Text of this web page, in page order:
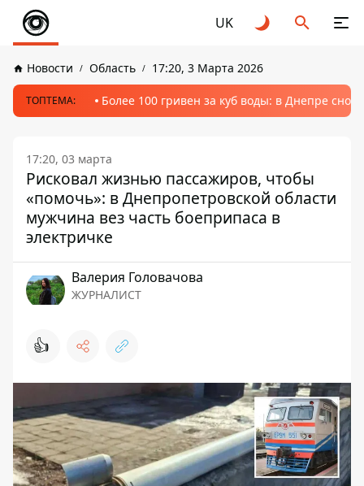
UK
Новости Область 17:20, 3 Марта 2026
ТОПТЕМА: Более 100 гривен за куб воды: в Днепре
17:20, 03 марта
Рисковал жизнью пассажиров, чтобы
«помочь»: в Днепропетровской области
мужчина вез часть боеприпаса в
электричке
Валерия Головачова
ЖУРНАЛИСТ
👍